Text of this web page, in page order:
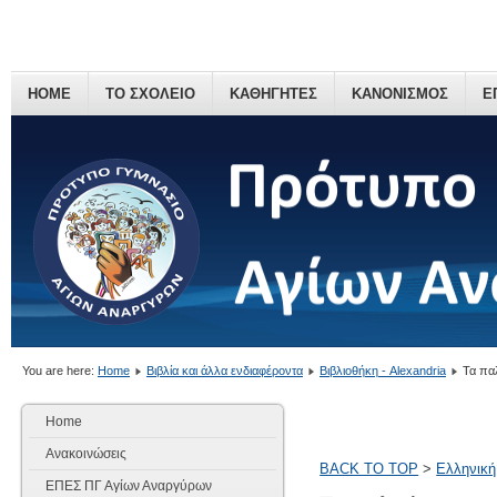
HOME ΤΟ ΣΧΟΛΕΙΟ ΚΑΘΗΓΗΤΕΣ ΚΑΝΟΝΙΣΜΟΣ
You are here: Home Βιβλία και άλλα ενδιαφέροντα Βιβλιοθήκη - Alexandria Τα
Home
Ανακοινώσεις
ΕΠΕΣ ΠΓ Αγίων Αναργύρων
BACK TO TOP >